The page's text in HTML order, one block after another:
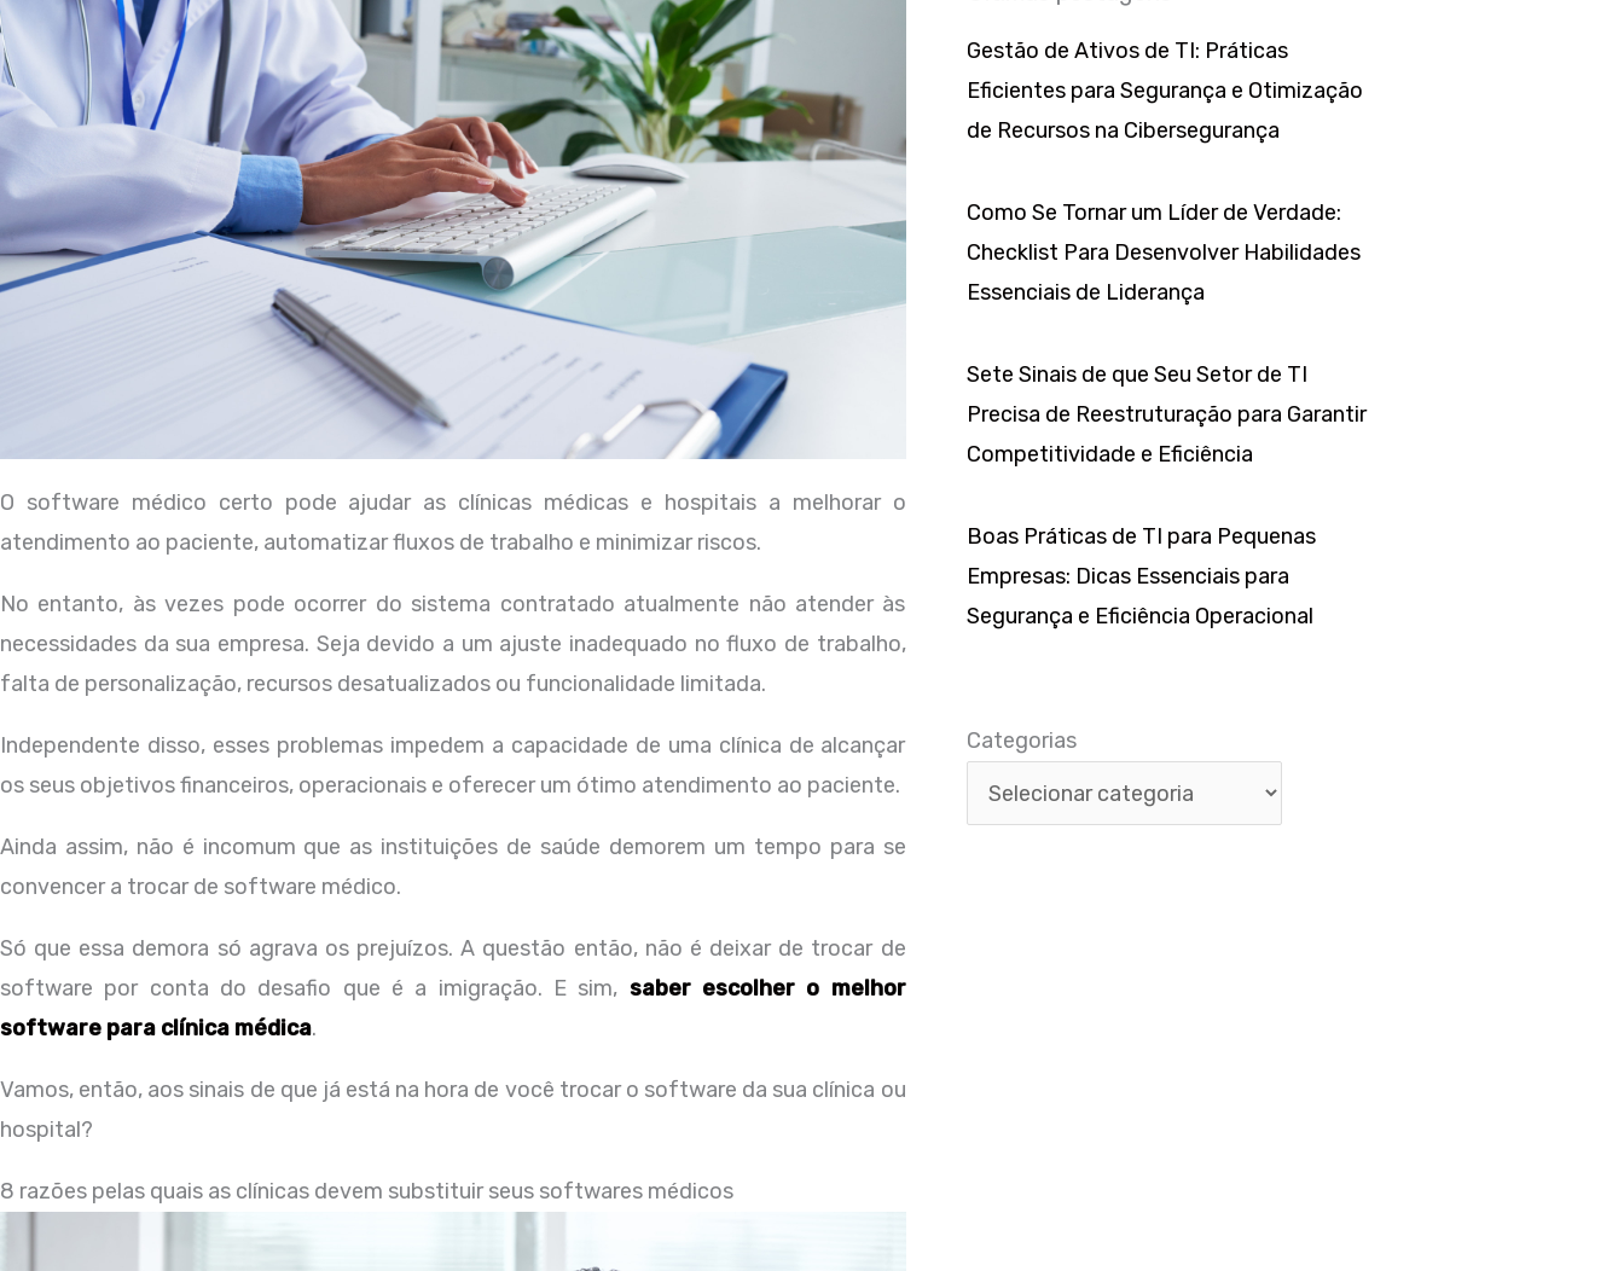
O software médico certo pode ajudar as clínicas médicas e hospitais a melhorar o
atendimento ao paciente, automatizar fluxos de trabalho e minimizar riscos.
No entanto, às vezes pode ocorrer do sistema contratado atualmente não atender às
necessidades da sua empresa. Seja devido a um ajuste inadequado no fluxo de trabalho,
falta de personalização, recursos desatualizados ou funcionalidade limitada.
Independente disso, esses problemas impedem a capacidade de uma clínica de alcançar
os seus objetivos financeiros, operacionais e oferecer um ótimo atendimento ao paciente.
Ainda assim, não é incomum que as instituições de saúde demorem um tempo para se
convencer a trocar de software médico.
Só que essa demora só agrava os prejuízos. A questão então, não é deixar de trocar de
software por conta do desafio que é a imigração. E sim, saber escolher o melhor
software para clínica médica.
Vamos, então, aos sinais de que já está na hora de você trocar o software da sua clínica ou
hospital?
8 razões pelas quais as clínicas devem substituir seus softwares médicos
Gestão de Ativos de TI: Práticas
Eficientes para Segurança e Otimização
de Recursos na Cibersegurança
Como Se Tornar um Líder de Verdade:
Checklist Para Desenvolver Habilidades
Essenciais de Liderança
Sete Sinais de que Seu Setor de TI
Precisa de Reestruturação para Garantir
Competitividade e Eficiência
Boas Práticas de TI para Pequenas
Empresas: Dicas Essenciais para
Segurança e Eficiência Operacional
Categorias